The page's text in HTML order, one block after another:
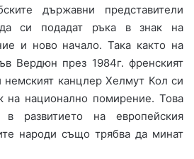
държавни представители
си подадат ръка в знак на
и ново начало. Така както на
Вердюн през 1984г. френският
немският канцлер Хелмут Кол си
на национално помирение. Това
развитието на европейския
народи също трябва да минат